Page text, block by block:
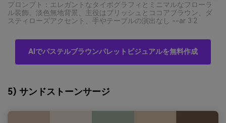
プロンプト：エレガントなタイポグラフィとミニマルなフローラ
ル装飾。淡色無地背景、主役はブリッシュとココアブラウン、ダ
スティローズアクセント、手やテーブルの演出なし --ar 3:2
AIでパステルブラウンパレットビジュアルを無料作成
5) サンドストーンサージ